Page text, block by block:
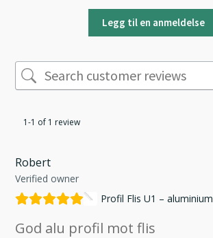
Legg til en anmeldelse
1-1 of 1 review
Robert
Verified owner
Profil Flis U1 – aluminium
God alu profil mot flis